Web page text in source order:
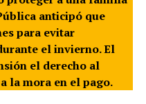
anticipó que
para evitar
el invierno. El
el derecho al
la mora en el pago.